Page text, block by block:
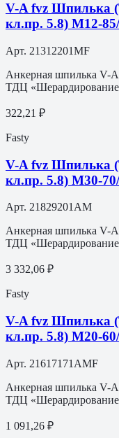
V-A fvz Шпилька
кл.пр. 5.8) M12-
Арт. 21312201MF
Анкерная шпилька V-
ТДЦ
322,21 ₽
Fasty
V-A fvz Шпилька
кл.пр. 5.8) M30-
Арт. 21829201AM
Анкерная шпилька V-
ТДЦ
3 332,06 ₽
Fasty
V-A fvz Шпилька
кл.пр. 5.8) M20-
Арт. 21617171AMF
Анкерная шпилька V-
ТДЦ
1 091,26 ₽